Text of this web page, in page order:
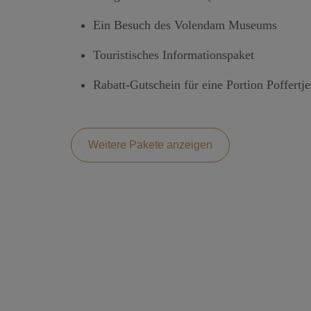
Ein Besuch des Volendam Museums
Touristisches Informationspaket
Rabatt-Gutschein für eine Portion
Weitere Pakete anzeigen